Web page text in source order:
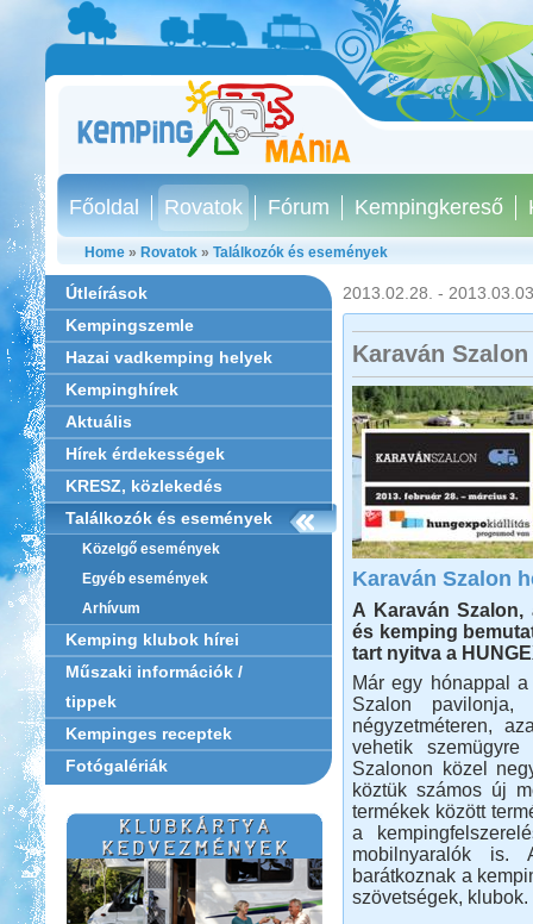
Főoldal Rovatok Fórum Kempingkereső
Home » Rovatok » Találkozók és események
Útleírások
Kempingszemle
Hazai vadkemping helyek
Kempinghírek
Aktuális
Hírek érdekességek
KRESZ, közlekedés
Találkozók és események
Közelgő események
Egyéb események
Arhívum
Kemping klubok hírei
Műszaki információk /
tippek
Kempinges receptek
Fotógalériák
2013.02.28. -
Karaván
Karaván Szalon
A Karaván
és kemping
tart nyitva a
Már egy hónappal
Szalon
négyzetméteren,
vehetik
Szalonon közel
köztük számos új
termékek között
a
mobilnyaralók is.
barátkoznak a
szövetségek, klubok.